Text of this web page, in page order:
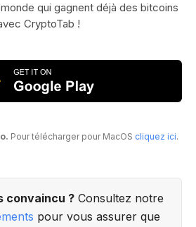
qui gagnent déjà des bitcoins
CryptoTab !
Pour télécharger pour MacOS cliquez ici.
convaincu ?Consultez notre
pour vous assurer que